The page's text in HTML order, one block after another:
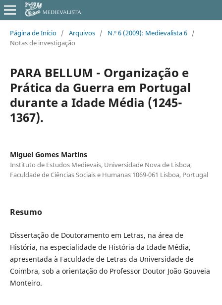
Página de Início / Arquivos / N.º 6 (2009): Medievalista 6 /
Notas de investigação
PARA BELLUM - Organização e
Prática da Guerra em Portugal
durante a Idade Média (1245-
1367).
Miguel Gomes Martins
Instituto de Estudos Medievais, Universidade Nova de Lisboa,
Faculdade de Ciências Sociais e Humanas 1069-061 Lisboa, Portugal
Resumo
Dissertação de Doutoramento em Letras, na área de
História, na especialidade de História da Idade Média,
apresentada à Faculdade de Letras da Universidade de
Coimbra, sob a orientação do Professor Doutor João Gouveia
Monteiro.